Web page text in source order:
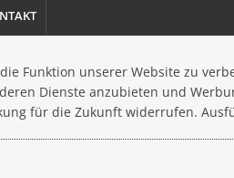
Funktion unserer Website zu
Dienste anzubieten und
für die Zukunft widerrufen.